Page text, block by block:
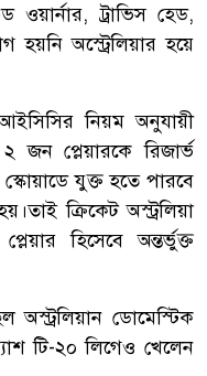
ওয়ার্নার, ট্রাভিস হেড,
হয়নি অস্ট্রেলিয়ার হয়ে
নিয়ম অনুযায়ী
জন প্লেয়ারকে রিজার্ভ
স্কোয়াডে যুক্ত হতে পারবে
ক্রিকেট অস্ট্রলিয়া
হিসেবে অন্তর্ভুক্ত
অস্ট্রলিয়ান ডোমেস্টিক
টি-২০ লিগেও খেলেন